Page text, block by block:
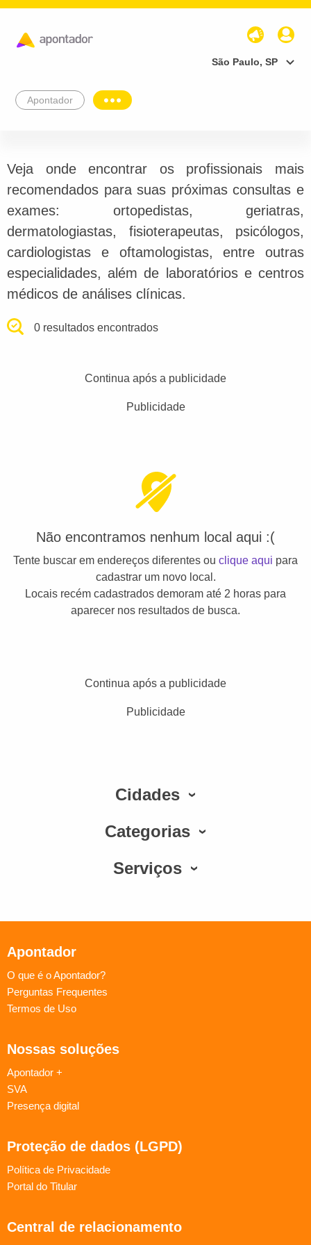
São Paulo, SP
Apontador
Veja onde encontrar os profissionais mais
recomendados para suas próximas consultas e
exames: ortopedistas, geriatras,
dermatologiastas, fisioterapeutas, psicólogos,
cardiologistas e oftamologistas, entre outras
especialidades, além de laboratórios e centros
médicos de análises clínicas.
0 resultados encontrados
Continua após a publicidade
Publicidade
Não encontramos nenhum local aqui :(
Tente buscar em endereços diferentes ou clique aqui para
cadastrar um novo local.
Locais recém cadastrados demoram até 2 horas para
aparecer nos resultados de busca.
Continua após a publicidade
Publicidade
Cidades
Categorias
Serviços
Apontador
O que é o Apontador?
Perguntas Frequentes
Termos de Uso
Nossas soluções
Apontador +
SVA
Presença digital
Proteção de dados (LGPD)
Política de Privacidade
Portal do Titular
Central de relacionamento